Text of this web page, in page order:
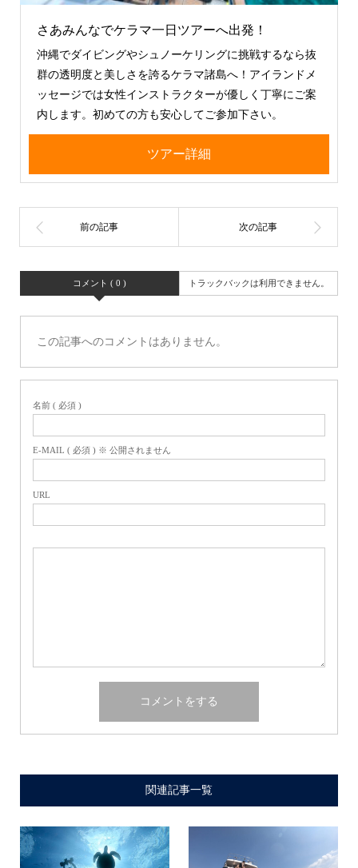
さあみんなでケラマ一日ツアーへ出発！
沖縄でダイビングやシュノーケリングに挑戦するなら抜
群の透明度と美しさを誇るケラマ諸島へ！アイランドメ
ッセージでは女性インストラクターが優しく丁寧にご案
内します。初めての方も安心してご参加下さい。
ツアー詳細
コメント ( 0 ) トラックバックは利用できません。
この記事へのコメントはありません。
名前 ( 必須 )
E-MAIL ( 必須 ) ※ 公開されません
URL
関連記事一覧